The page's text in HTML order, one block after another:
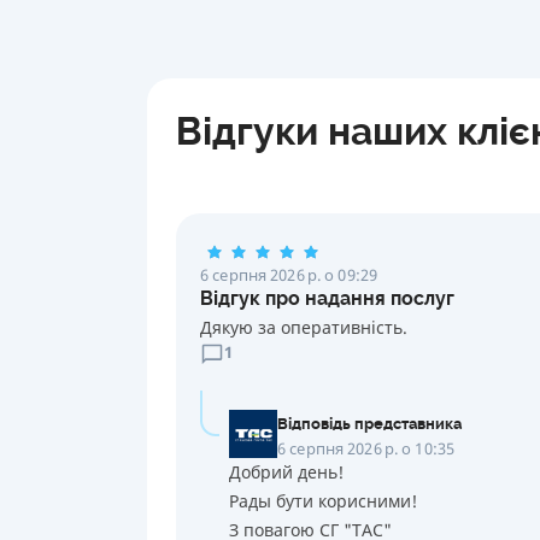
Відгуки наших
6 серпня 2026 р. о 09:29
Відгук про надання послуг
Дякую за оперативність.
1
Відповідь представника
6 серпня 2026 р. о 10:35
Добрий день!
Рады бути корисними!
З повагою СГ "ТАС"